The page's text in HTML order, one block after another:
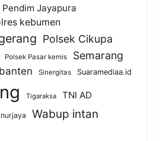
Pendim Jayapura
kebumen
Polsek Cikupa
Polsek Pasar kemis Semarang
Sinergitas Suaramediaa.id
Tigaraksa
TNI AD
Wabup intan